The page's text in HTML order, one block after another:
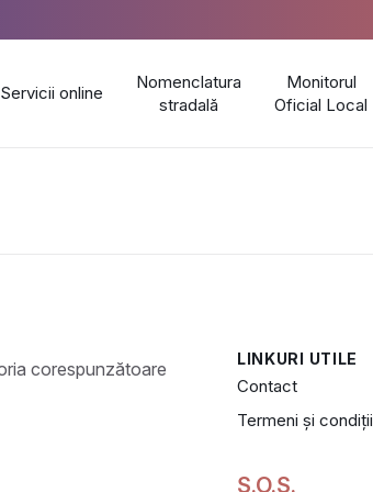
Servicii online
Nomenclatura
stradală
Monitorul
Oficial Local
LINKURI UTILE
Contact
Termeni și condiții
S.O.S.